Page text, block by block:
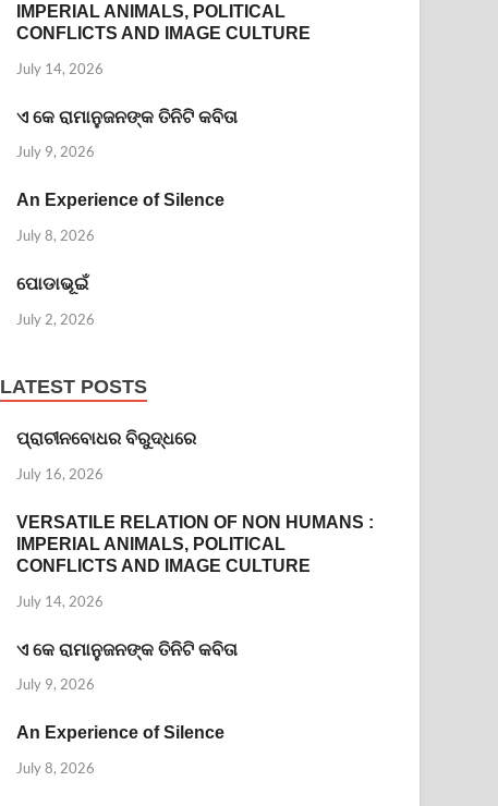
IMPERIAL ANIMALS, POLITICAL
CONFLICTS AND IMAGE CULTURE
July 14, 2026
ଏ କେ ରାମାନୁଜନଙ୍କ ତିନିଟି କବିତା
July 9, 2026
An Experience of Silence
July 8, 2026
ପୋଡାଭୂଇଁ
July 2, 2026
LATEST POSTS
ପ୍ରାଚୀନବୋଧର ବିରୁଦ୍ଧରେ
July 16, 2026
VERSATILE RELATION OF NON HUMANS :
IMPERIAL ANIMALS, POLITICAL
CONFLICTS AND IMAGE CULTURE
July 14, 2026
ଏ କେ ରାମାନୁଜନଙ୍କ ତିନିଟି କବିତା
July 9, 2026
An Experience of Silence
July 8, 2026